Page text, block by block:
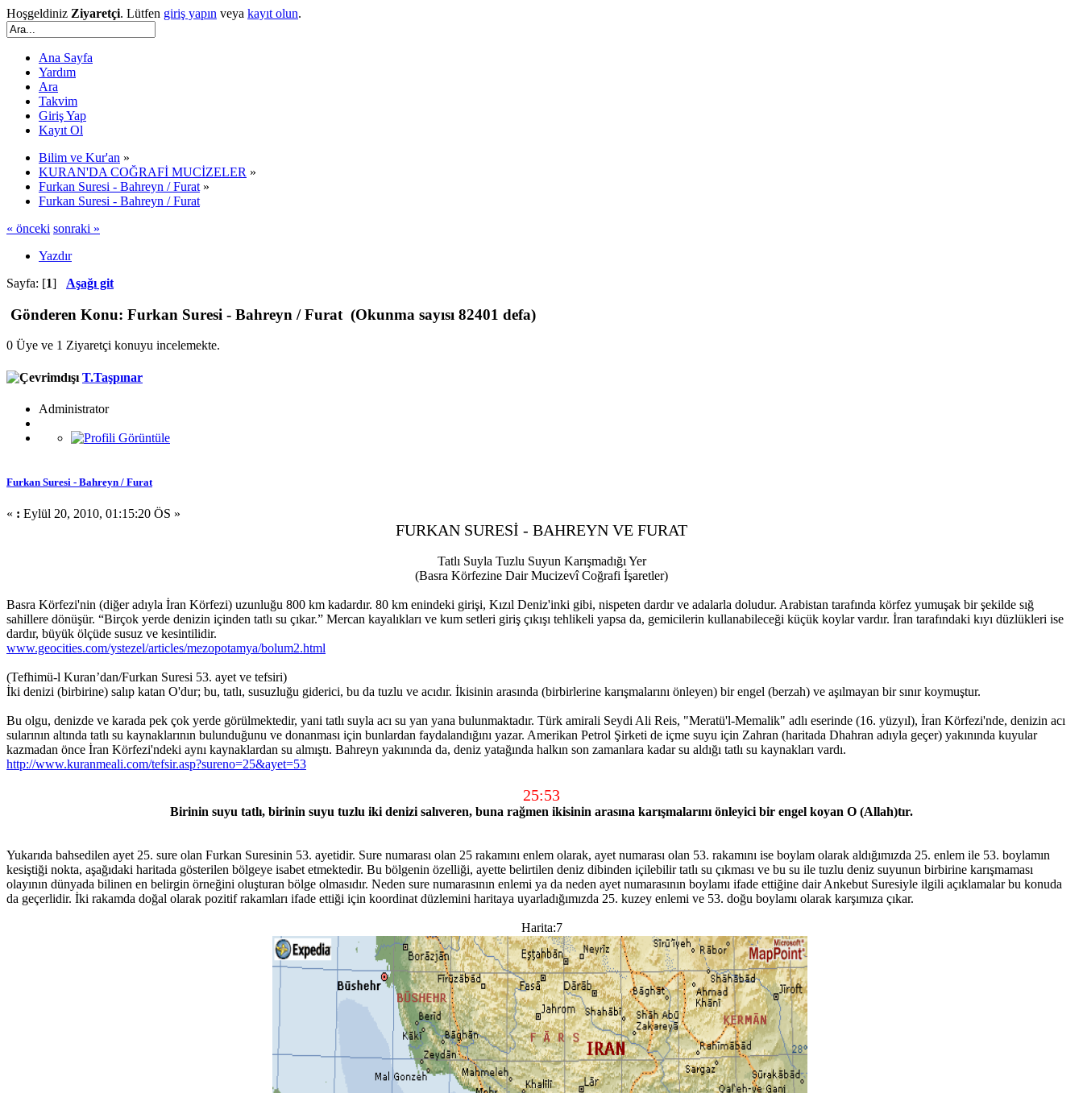
Hoşgeldiniz Ziyaretçi. Lütfen giriş yapın veya kayıt olun.
Ana Sayfa
Yardım
Ara
Takvim
Giriş Yap
Kayıt Ol
Bilim ve Kur'an »
KURAN'DA COĞRAFİ MUCİZELER »
Furkan Suresi - Bahreyn / Furat »
Furkan Suresi - Bahreyn / Furat
« önceki sonraki »
Yazdır
Sayfa: [1] Aşağı git
Gönderen Konu: Furkan Suresi - Bahreyn / Furat (Okunma sayısı 82401 defa)
0 Üye ve 1 Ziyaretçi konuyu incelemekte.
T.Taşpınar
Administrator
Furkan Suresi - Bahreyn / Furat
« : Eylül 20, 2010, 01:15:20 ÖS »
FURKAN SURESİ - BAHREYN VE FURAT
Tatlı Suyla Tuzlu Suyun Karışmadığı Yer
(Basra Körfezine Dair Mucizevî Coğrafi İşaretler)
Basra Körfezi'nin (diğer adıyla İran Körfezi) uzunluğu 800 km kadardır. 80 km enindeki girişi, Kızıl Deniz'inki gibi, nispeten dardır ve adalarla doludur. Arabistan tarafında körfez yumuşak bir şekilde sığ
sahillere dönüşür. “Birçok yerde denizin içinden tatlı su çıkar.” Mercan kayalıkları ve kum setleri giriş çıkışı tehlikeli yapsa da, gemicilerin kullanabileceği küçük koylar vardır. İran tarafındaki kıyı düzlükleri ise
dardır, büyük ölçüde susuz ve kesintilidir.
www.geocities.com/ystezel/articles/mezopotamya/bolum2.html
(Tefhimü-l Kuran’dan/Furkan Suresi 53. ayet ve tefsiri)
İki denizi (birbirine) salıp katan O'dur; bu, tatlı, susuzluğu giderici, bu da tuzlu ve acıdır. İkisinin arasında (birbirlerine karışmalarını önleyen) bir engel (berzah) ve aşılmayan bir sınır koymuştur.
Bu olgu, denizde ve karada pek çok yerde görülmektedir, yani tatlı suyla acı su yan yana bulunmaktadır. Türk amirali Seydi Ali Reis, "Meratü'l-Memalik" adlı eserinde (16. yüzyıl), İran Körfezi'nde, denizin acı
sularının altında tatlı su kaynaklarının bulunduğunu ve donanması için bunlardan faydalandığını yazar. Amerikan Petrol Şirketi de içme suyu için Zahran (haritada Dhahran adıyla geçer) yakınında kuyular
kazmadan önce İran Körfezi'ndeki aynı kaynaklardan su almıştı. Bahreyn yakınında da, deniz yatağında halkın son zamanlara kadar su aldığı tatlı su kaynakları vardı.
http://www.kuranmeali.com/tefsir.asp?sureno=25&ayet=53
25:53
Birinin suyu tatlı, birinin suyu tuzlu iki denizi salıveren, buna rağmen ikisinin arasına karışmalarını önleyici bir engel koyan O (Allah)tır.
Yukarıda bahsedilen ayet 25. sure olan Furkan Suresinin 53. ayetidir. Sure numarası olan 25 rakamını enlem olarak, ayet numarası olan 53. rakamını ise boylam olarak aldığımızda 25. enlem ile 53. boylamın
kesiştiği nokta, aşağıdaki haritada gösterilen bölgeye isabet etmektedir. Bu bölgenin özelliği, ayette belirtilen deniz dibinden içilebilir tatlı su çıkması ve bu su ile tuzlu deniz suyunun birbirine karışmaması
olayının dünyada bilinen en belirgin örneğini oluşturan bölge olmasıdır. Neden sure numarasının enlemi ya da neden ayet numarasının boylamı ifade ettiğine dair Ankebut Suresiyle ilgili açıklamalar bu konuda
da geçerlidir. İki rakamda doğal olarak pozitif rakamları ifade ettiği için koordinat düzlemini haritaya uyarladığımızda 25. kuzey enlemi ve 53. doğu boylamı olarak karşımıza çıkar.
Harita:7